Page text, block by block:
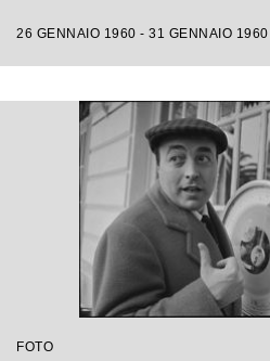
26 GENNAIO 1960 - 31 GENNAIO 1960
FOTO